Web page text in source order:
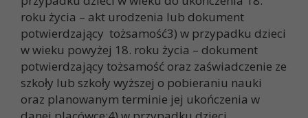
roku życia – akt urodzenia lub dokument
potwierdzający tożsamość3) w przypadku dzieci
w wieku powyżej 18. roku życia – dokument
potwierdzający tożsamość oraz zaświadczenie ze
szkoły lub szkoły wyższej o pobieraniu nauki
oraz planowanym terminie jej ukończenia w